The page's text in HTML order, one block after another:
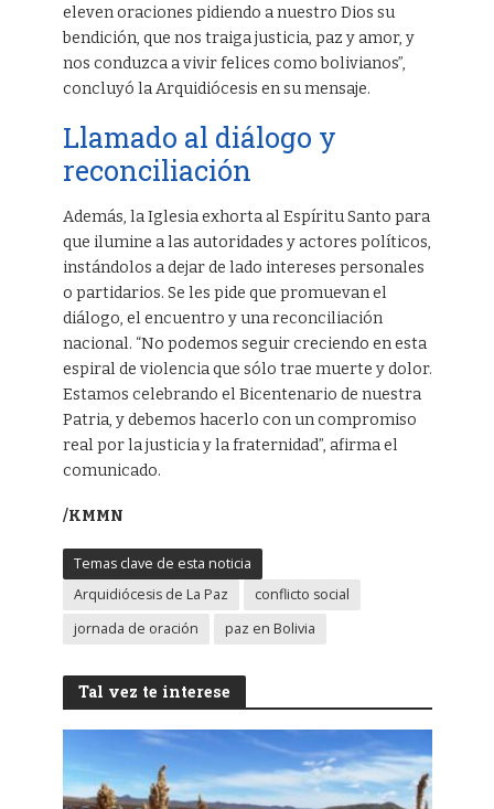
eleven oraciones pidiendo a nuestro Dios su
bendición, que nos traiga justicia, paz y amor, y
nos conduzca a vivir felices como bolivianos”,
concluyó la Arquidiócesis en su mensaje.
Llamado al diálogo y
reconciliación
Además, la Iglesia exhorta al Espíritu Santo para
que ilumine a las autoridades y actores políticos,
instándolos a dejar de lado intereses personales
o partidarios. Se les pide que promuevan el
diálogo, el encuentro y una reconciliación
nacional. “No podemos seguir creciendo en esta
espiral de violencia que sólo trae muerte y dolor.
Estamos celebrando el Bicentenario de nuestra
Patria, y debemos hacerlo con un compromiso
real por la justicia y la fraternidad”, afirma el
comunicado.
/KMMN
Temas clave de esta noticia
Arquidiócesis de La Paz
conflicto social
jornada de oración
paz en Bolivia
Tal vez te interese